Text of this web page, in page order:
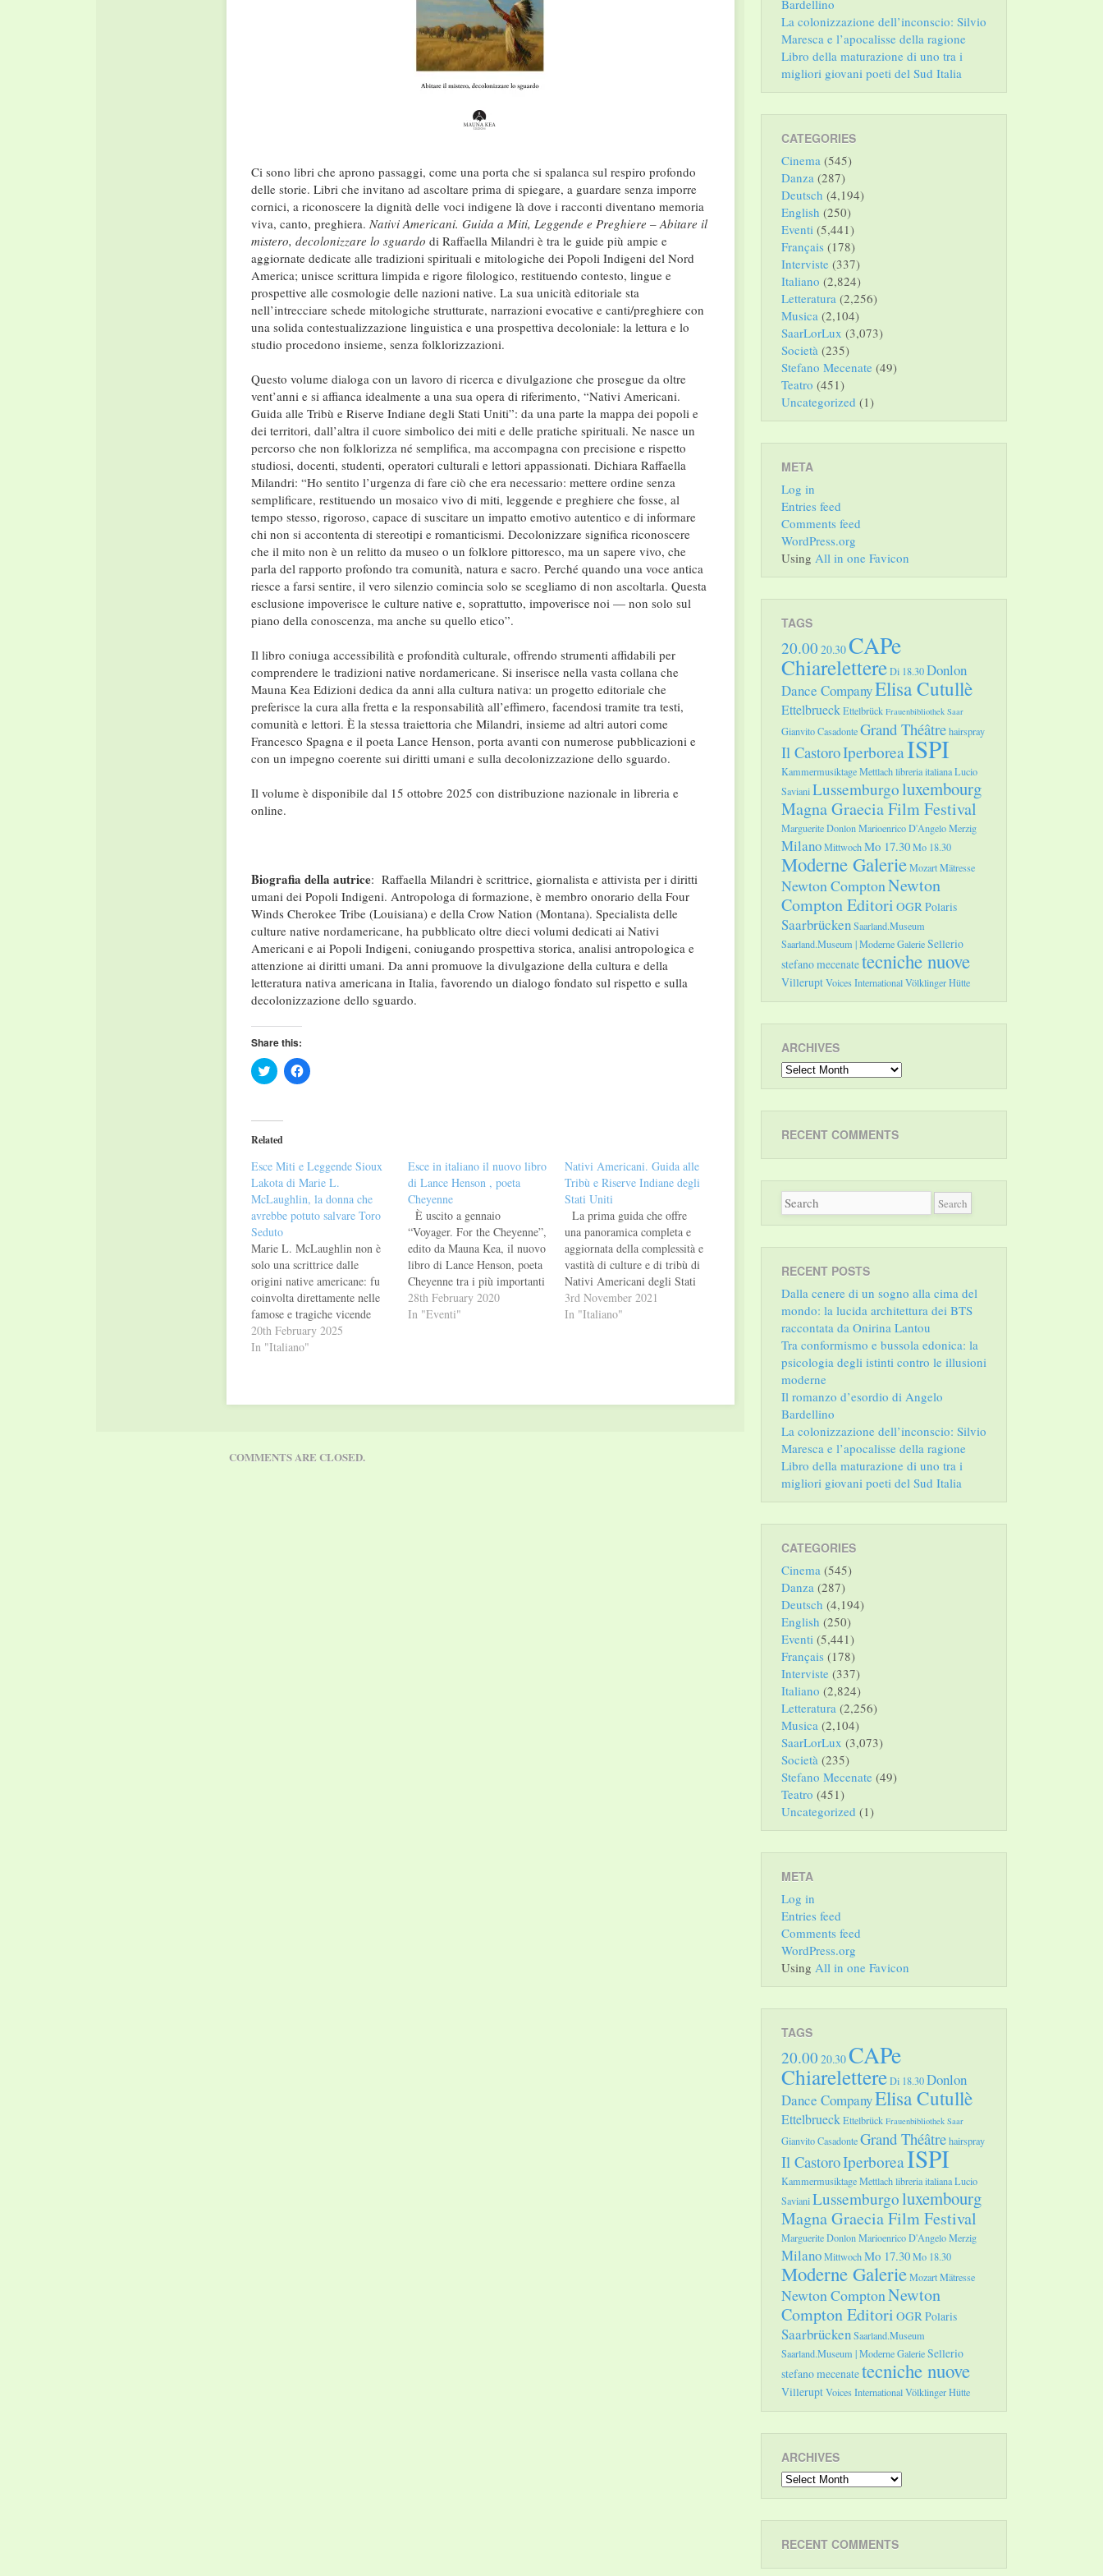
Ci sono libri che aprono passaggi, come una porta che si spalanca sul respiro profondo
delle storie. Libri che invitano ad ascoltare prima di spiegare, a guardare senza imporre
cornici, a riconoscere la dignità delle voci indigene là dove i racconti diventano memoria
viva, canto, preghiera. Nativi Americani. Guida a Miti, Leggende e Preghiere – Abitare il
mistero, decolonizzare lo sguardo di Raffaella Milandri è tra le guide più ampie e
aggiornate dedicate alle tradizioni spirituali e mitologiche dei Popoli Indigeni del Nord
America; unisce scrittura limpida e rigore filologico, restituendo contesto, lingue e
prospettive alle cosmologie delle nazioni native. La sua unicità editoriale sta
nell’intrecciare schede mitologiche strutturate, narrazioni evocative e canti/preghiere con
una solida contestualizzazione linguistica e una prospettiva decoloniale: la lettura e lo
studio procedono insieme, senza folklorizzazioni.
Questo volume dialoga con un lavoro di ricerca e divulgazione che prosegue da oltre
vent’anni e si affianca idealmente a una sua opera di riferimento, “Nativi Americani.
Guida alle Tribù e Riserve Indiane degli Stati Uniti”: da una parte la mappa dei popoli e
dei territori, dall’altra il cuore simbolico dei miti e delle pratiche spirituali. Ne nasce un
percorso che non folklorizza né semplifica, ma accompagna con precisione e rispetto
studiosi, docenti, studenti, operatori culturali e lettori appassionati. Dichiara Raffaella
Milandri: “Ho sentito l’urgenza di fare ciò che era necessario: mettere ordine senza
semplificare, restituendo un mosaico vivo di miti, leggende e preghiere che fosse, al
tempo stesso, rigoroso, capace di suscitare un impatto emotivo autentico e di informare
chi non si accontenta di stereotipi e romanticismi. Decolonizzare significa riconoscere
che il mito non è un relitto da museo o un folklore pittoresco, ma un sapere vivo, che
parla del rapporto profondo tra comunità, natura e sacro. Perché quando una voce antica
riesce a farsi sentire, il vero silenzio comincia solo se scegliamo di non ascoltarla. Questa
esclusione impoverisce le culture native e, soprattutto, impoverisce noi — non solo sul
piano della conoscenza, ma anche su quello etico”.
Il libro coniuga accessibilità e profondità culturale, offrendo strumenti affidabili per
comprendere le tradizioni native nordamericane. Si inserisce nella vasta collana che
Mauna Kea Edizioni dedica da anni alla cultura nativa: un progetto editoriale che
preferisce la cura alla fretta e la responsabilità all’effimero, facendosi tramite tra testi,
comunità e lettori. È la stessa traiettoria che Milandri, insieme ad altri autori come
Francesco Spagna e il poeta Lance Henson, porta avanti con numerose pubblicazioni e
con un impegno coerente sui diritti umani e sulla decolonizzazione dello sguardo.
Il volume è disponibile dal 15 ottobre 2025 con distribuzione nazionale in libreria e
online.
Biografia della autrice: Raffaella Milandri è scrittrice, giornalista e attivista per i diritti
umani dei Popoli Indigeni. Antropologa di formazione, è membro onorario della Four
Winds Cherokee Tribe (Louisiana) e della Crow Nation (Montana). Specialista delle
culture native nordamericane, ha pubblicato oltre dieci volumi dedicati ai Nativi
Americani e ai Popoli Indigeni, coniugando prospettiva storica, analisi antropologica e
attenzione ai diritti umani. Da anni promuove la divulgazione della cultura e della
letteratura nativa americana in Italia, favorendo un dialogo fondato sul rispetto e sulla
decolonizzazione dello sguardo.
Share this:
Click
to
(Opens
in
new
Click
to
Related
Esce Miti e Leggende Sioux
Lakota di Marie L.
McLaughlin, la donna che
avrebbe potuto salvare Toro
Seduto
Marie L. McLaughlin non è
solo una scrittrice dalle
origini native americane: fu
coinvolta direttamente nelle
famose e tragiche vicende
della uccisione di Toro
Seduto e del massacro di
20th February 2025
In "Italiano"
Esce in italiano il nuovo libro
di Lance Henson , poeta
Cheyenne
È uscito a gennaio
“Voyager. For the Cheyenne”,
edito da Mauna Kea, il nuovo
libro di Lance Henson, poeta
Cheyenne tra i più importanti
autori Nativi Americani,
tradotto in oltre 25 lingue e
28th February 2020
In "Eventi"
Nativi Americani. Guida alle
Tribù e Riserve Indiane degli
Stati Uniti
La prima guida che offre
una panoramica completa e
aggiornata della complessità e
vastità di culture e di tribù di
Nativi Americani degli Stati
Uniti, insieme a Alaska e a
Hawaii. Un testo, nell’ottica
3rd November 2021
In "Italiano"
COMMENTS ARE CLOSED.
Bardellino
La colonizzazione dell’inconscio: Silvio
Maresca e l’apocalisse della ragione
Libro della maturazione di uno tra i
migliori giovani poeti del Sud Italia
CATEGORIES
Cinema (545)
Danza (287)
Deutsch (4,194)
English (250)
Eventi (5,441)
Français (178)
Interviste (337)
Italiano (2,824)
Letteratura (2,256)
Musica (2,104)
SaarLorLux (3,073)
Società (235)
Stefano Mecenate (49)
Teatro (451)
Uncategorized (1)
META
Log in
Entries feed
Comments feed
WordPress.org
Using All in one Favicon
TAGS
20.00 20.30CAPe
ChiarelettereDi 18.30Donlon
Dance CompanyElisa Cutullè
EttelbrueckEttelbrück Frauenbibliothek Saar
Gianvito CasadonteGrand Théâtrehairspray
Il CastoroIperboreaISPI
Kammermusiktage Mettlachlibreria italianaLucio
SavianiLussemburgoluxembourg
Magna Graecia Film Festival
Marguerite DonlonMarioenrico D'AngeloMerzig
MilanoMittwochMo 17.30Mo 18.30
Moderne GalerieMozartMätresse
Newton ComptonNewton
Compton Editori OGRPolaris
SaarbrückenSaarland.Museum
Saarland.Museum | Moderne GalerieSellerio
stefano mecenatetecniche nuove
VilleruptVoices InternationalVölklinger Hütte
ARCHIVES
Archives
RECENT COMMENTS
RECENT POSTS
Dalla cenere di un sogno alla cima del
mondo: la lucida architettura dei BTS
raccontata da Onirina Lantou
Tra conformismo e bussola edonica: la
psicologia degli istinti contro le illusioni
moderne
Il romanzo d’esordio di Angelo
Bardellino
La colonizzazione dell’inconscio: Silvio
Maresca e l’apocalisse della ragione
Libro della maturazione di uno tra i
migliori giovani poeti del Sud Italia
CATEGORIES
Cinema (545)
Danza (287)
Deutsch (4,194)
English (250)
Eventi (5,441)
Français (178)
Interviste (337)
Italiano (2,824)
Letteratura (2,256)
Musica (2,104)
SaarLorLux (3,073)
Società (235)
Stefano Mecenate (49)
Teatro (451)
Uncategorized (1)
META
Log in
Entries feed
Comments feed
WordPress.org
Using All in one Favicon
TAGS
20.00 20.30CAPe
ChiarelettereDi 18.30Donlon
Dance CompanyElisa Cutullè
EttelbrueckEttelbrück Frauenbibliothek Saar
Gianvito CasadonteGrand Théâtrehairspray
Il CastoroIperboreaISPI
Kammermusiktage Mettlachlibreria italianaLucio
SavianiLussemburgoluxembourg
Magna Graecia Film Festival
Marguerite DonlonMarioenrico D'AngeloMerzig
MilanoMittwochMo 17.30Mo 18.30
Moderne GalerieMozartMätresse
Newton ComptonNewton
Compton Editori OGRPolaris
SaarbrückenSaarland.Museum
Saarland.Museum | Moderne GalerieSellerio
stefano mecenatetecniche nuove
VilleruptVoices InternationalVölklinger Hütte
ARCHIVES
Archives
RECENT COMMENTS